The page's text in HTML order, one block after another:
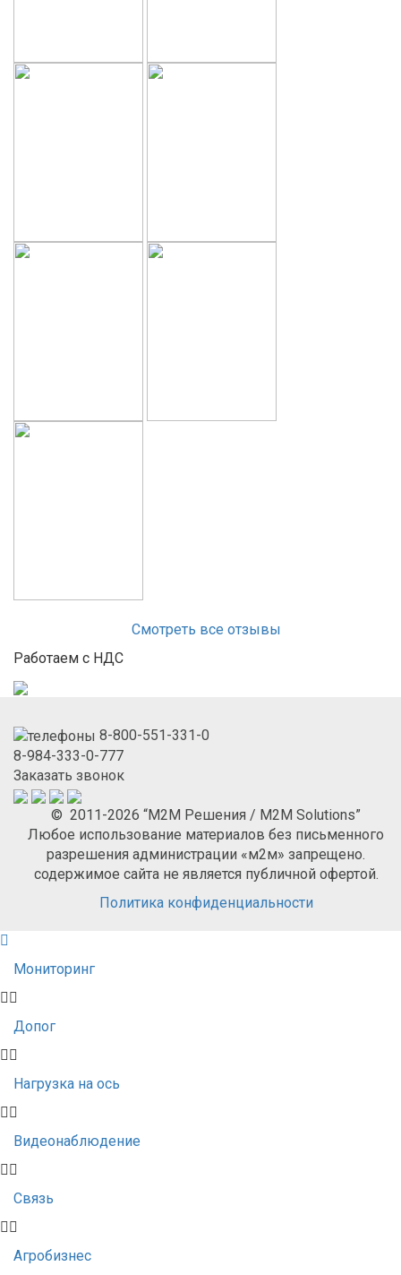
Смотреть все отзывы
Работаем с НДС
8-800-551-331-0
8-984-333-0-777
Заказать звонок
© 2011-2026 “М2М Решения / M2M Solutions”
Любое использование материалов без письменного
разрешения администрации «м2м» запрещено.
содержимое сайта не является публичной офертой.
Политика конфиденциальности
Мониторинг
Допог
Нагрузка на ось
Видеонаблюдение
Связь
Агробизнес